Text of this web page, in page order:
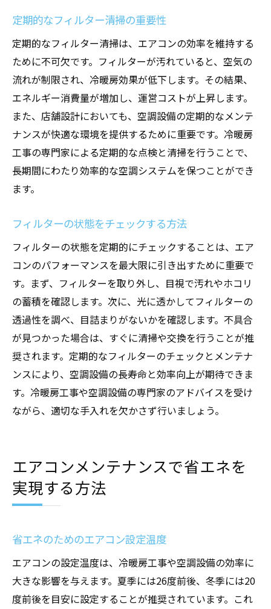
定期的なフィルター清掃の重要性
定期的なフィルター清掃は、エアコンの効率を維持する
ために不可欠です。フィルターが汚れていると、空気の
流れが制限され、冷暖房効果が低下します。その結果、
エネルギー消費量が増加し、運営コストが上昇します。
また、店舗設計においても、空調設備の定期的なメンテ
ナンスが快適な環境を提供するために重要です。冷暖房
工事の専門家による定期的な点検と清掃を行うことで、
長期間にわたり効率的な空調システムを保つことができ
ます。
フィルターの状態をチェックする方法
フィルターの状態を定期的にチェックすることは、エア
コンのパフォーマンスを最大限に引き出すために重要で
す。まず、フィルターを取り外し、目視で汚れやホコリ
の蓄積を確認します。次に、光に透かしてフィルターの
透過性を調べ、目詰まりがないかを確認します。不具合
が見つかった場合は、すぐに清掃や交換を行うことが推
奨されます。定期的なフィルターのチェックとメンテナ
ンスにより、空調設備の長寿命と効率向上が期待できま
す。冷暖房工事や空調設備の専門家のアドバイスを受け
ながら、適切な手入れを欠かさず行いましょう。
エアコンメンテナンスで省エネを
実現する方法
省エネのためのエアコン設定温度
エアコンの設定温度は、冷暖房工事や空調設備の効率に
大きな影響を与えます。夏季には26度前後、冬季には20
度前後を目安に設定することが推奨されています。これ